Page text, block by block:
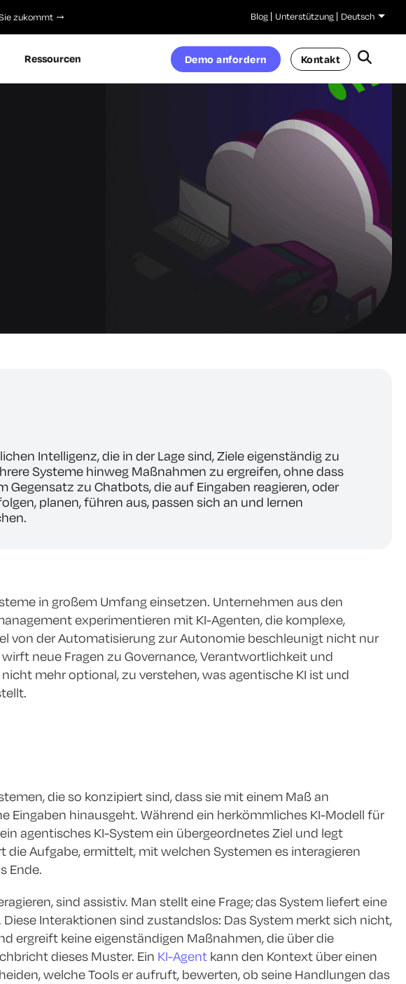
zukommt Blog Unterstützung Deutsch
Ressourcen Demo anfordern Kontakt
Intelligenz, die in der Lage sind, Ziele eigenständig zu
Systeme hinweg Maßnahmen zu ergreifen, ohne dass
zu Chatbots, die auf Eingaben reagieren, oder
planen, führen aus, passen sich an und lernen
in großem Umfang einsetzen. Unternehmen aus den
experimentieren mit KI-Agenten, die komplexe,
von der Automatisierung zur Autonomie beschleunigt nicht nur
neue Fragen zu Governance, Verantwortlichkeit und
mehr optional, zu verstehen, was agentische KI ist und
die so konzipiert sind, dass sie mit einem Maß an
Eingaben hinausgeht. Während ein herkömmliches KI-Modell für
agentisches KI-System ein übergeordnetes Ziel und legt
Aufgabe, ermittelt, mit welchen Systemen es interagieren
Ende.
sind assistiv. Man stellt eine Frage; das System liefert eine
Interaktionen sind zustandslos: Das System merkt sich nicht,
ergreift keine eigenständigen Maßnahmen, die über die
dieses Muster. Ein KI-Agent kann den Kontext über einen
welche Tools er aufruft, bewerten, ob seine Handlungen das